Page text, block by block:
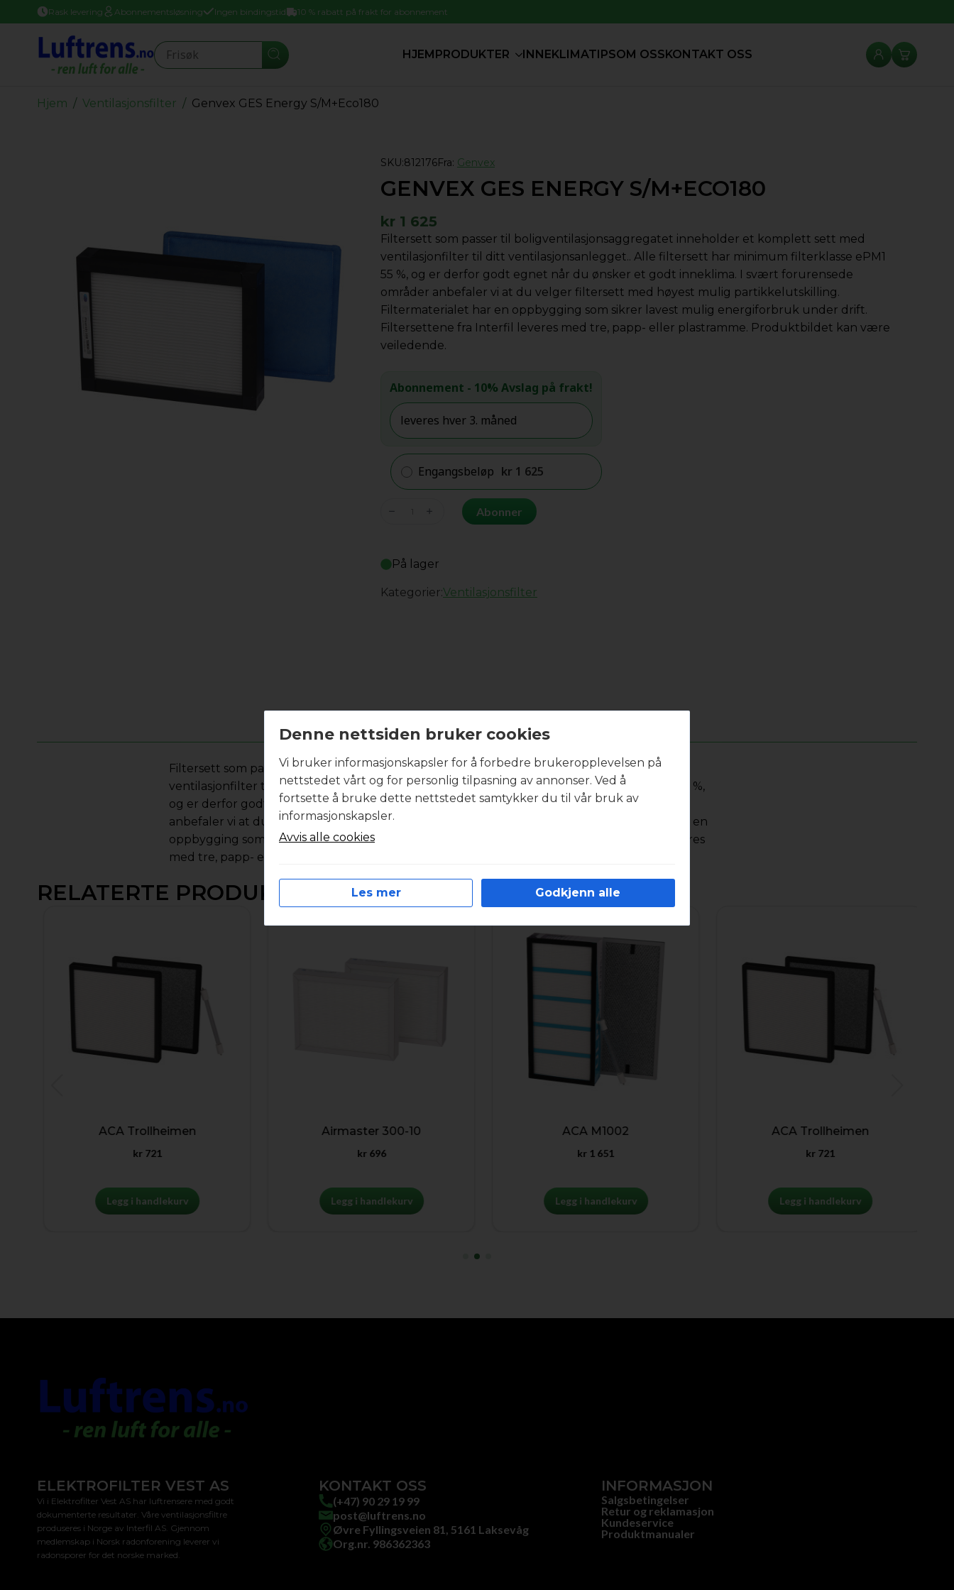
Rask levering Abonnementsløsning Ingen bindingstid 10 % rabatt på frakt for abonnement
Seearch HJEMPRODUKTER INNEKLIMATIPSOM OSSKONTAKT OSS
Hjem Ventilasjonsfilter Genvex GES Energy S/M+Eco180
SKU:812176Fra: Genvex
GENVEX GES ENERGY S/M+ECO180
kr 1 625
Filtersett som passer til boligventilasjonsaggregatet inneholder et komplett sett med
ventilasjonfilter til ditt ventilasjonsanlegget.. Alle filtersett har minimum filterklasse ePM1
55 %, og er derfor godt egnet når du ønsker et godt inneklima. I svært forurensede
områder anbefaler vi at du velger filtersett med høyest mulig partikkelutskilling.
Filtermaterialet har en oppbygging som sikrer lavest mulig energiforbruk under drift.
Filtersettene fra Interfil leveres med tre, papp- eller plastramme. Produktbildet kan være
veiledende.
Abonnement - 10% Avslag på frakt!
Engangsbeløp kr 1 625
S/M+Eco180
Abonner
På lager
Kategorier:Ventilasjonsfilter
Produktbeskrivelse
Filtersett som passer til boligventilasjonsaggregatet inneholder et komplett sett med
ventilasjonfilter til ditt ventilasjonsanlegget.. Alle filtersett har minimum filterklasse ePM1 55 %,
og er derfor godt egnet når du ønsker et godt inneklima. I svært forurensede områder
anbefaler vi at du velger filtersett med høyest mulig partikkelutskilling. Filtermaterialet har en
oppbygging som sikrer lavest mulig energiforbruk under drift. Filtersettene fra Interfil leveres
med tre, papp- eller plastramme. Produktbildet kan være veiledende.
RELATERTE PRODUKTER
ACA Trollheimen
kr721
Legg i handlekurv
Airmaster 300-10
kr696
Legg i handlekurv
ACA M1002
kr1 651
Legg i handlekurv
ACA Trollheimen
kr721
Legg i handlekurv
ELEKTROFILTER VEST AS
Vi i Elektrofilter Vest AS har luftrensere med godt
dokumenterte resultater. Våre ventilasjonsfiltre
produseres i Norge av Interfil AS. Gjennom
medlemskap i Norsk radonforening leverer vi
radonsporer for det norske marked.
KONTAKT OSS
(+47) 90 29 19 99
post@luftrens.no
Øvre Fyllingsveien 81, 5161 Laksevåg
Org.nr. 986362363
INFORMASJON
Salgsbetingelser
Retur og reklamasjon
Kundeservice
Produktmanualer
Denne nettsiden bruker cookies
Vi bruker informasjonskapsler for å forbedre brukeropplevelsen på
nettstedet vårt og for personlig tilpasning av annonser. Ved å
fortsette å bruke dette nettstedet samtykker du til vår bruk av
informasjonskapsler.
Avvis alle cookies
Les mer Godkjenn alle